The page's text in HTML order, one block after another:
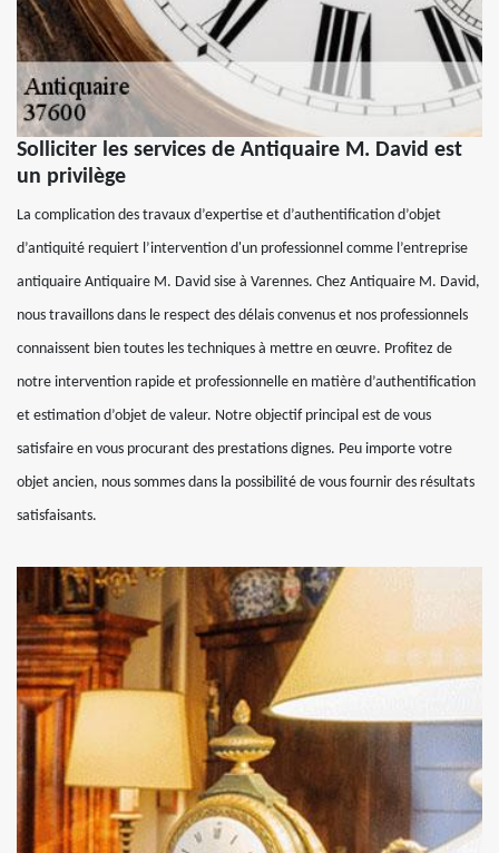
Solliciter les services de Antiquaire M. David est
un privilège
La complication des travaux d’expertise et d’authentification d’objet
d’antiquité requiert l’intervention d'un professionnel comme l’entreprise
antiquaire Antiquaire M. David sise à Varennes. Chez Antiquaire M. David,
nous travaillons dans le respect des délais convenus et nos professionnels
connaissent bien toutes les techniques à mettre en œuvre. Profitez de
notre intervention rapide et professionnelle en matière d’authentification
et estimation d’objet de valeur. Notre objectif principal est de vous
satisfaire en vous procurant des prestations dignes. Peu importe votre
objet ancien, nous sommes dans la possibilité de vous fournir des résultats
satisfaisants.